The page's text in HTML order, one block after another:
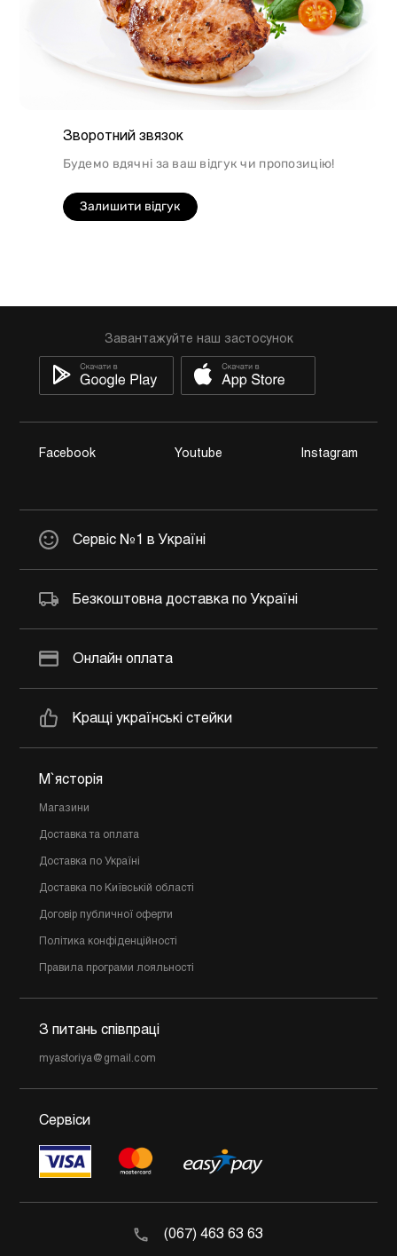
Зворотний звязок
Будемо вдячні за ваш відгук чи пропозицію!
Залишити відгук
Завантажуйте наш застосунок
Facebook Youtube Instagram
Сервіс №1 в Україні
Безкоштовна доставка по Україні
Онлайн оплата
Кращі українські стейки
М`ясторія
Магазини
Доставка та оплата
Доставка по Україні
Доставка по Київській області
Договір публичної оферти
Політика конфіденційності
Правила програми лояльності
З питань співпраці
myastoriya@gmail.com
Сервіси
(067) 463 63 63